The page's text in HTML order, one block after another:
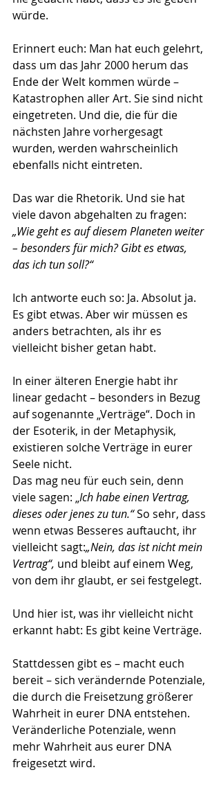
würde.
Erinnert euch: Man hat euch gelehrt,
dass um das Jahr 2000 herum das
Ende der Welt kommen würde –
Katastrophen aller Art. Sie sind nicht
eingetreten. Und die, die für die
nächsten Jahre vorhergesagt
wurden, werden wahrscheinlich
ebenfalls nicht eintreten.
Das war die Rhetorik. Und sie hat
viele davon abgehalten zu fragen:
„Wie geht es auf diesem Planeten weiter
– besonders für mich? Gibt es etwas,
das ich tun soll?“
Ich antworte euch so: Ja. Absolut ja.
Es gibt etwas. Aber wir müssen es
anders betrachten, als ihr es
vielleicht bisher getan habt.
In einer älteren Energie habt ihr
linear gedacht – besonders in Bezug
auf sogenannte „Verträge“. Doch in
der Esoterik, in der Metaphysik,
existieren solche Verträge in eurer
Seele nicht.
Das mag neu für euch sein, denn
viele sagen: „Ich habe einen Vertrag,
dieses oder jenes zu tun.“ So sehr, dass
wenn etwas Besseres auftaucht, ihr
vielleicht sagt:„Nein, das ist nicht mein
Vertrag“, und bleibt auf einem Weg,
von dem ihr glaubt, er sei festgelegt.
Und hier ist, was ihr vielleicht nicht
erkannt habt: Es gibt keine Verträge.
Stattdessen gibt es – macht euch
bereit – sich verändernde Potenziale,
die durch die Freisetzung größerer
Wahrheit in eurer DNA entstehen.
Veränderliche Potenziale, wenn
mehr Wahrheit aus eurer DNA
freigesetzt wird.